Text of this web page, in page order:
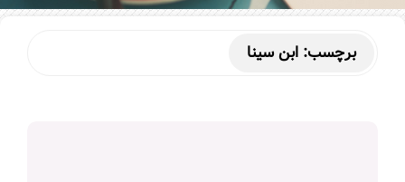
برچسب: ابن سینا